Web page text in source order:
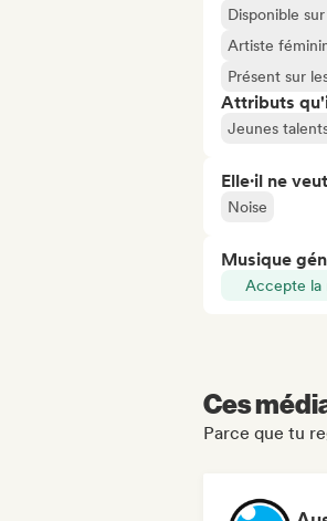
Disponible
Artiste
Présent sur
Attributs
Jeunes
Elle·il ne
Noise
Musique
Accepte la
Ces
Parce que tu